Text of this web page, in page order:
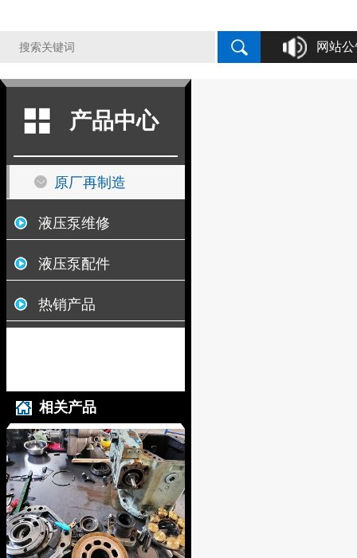
网站
液压泵原厂再制
产品中心
原厂再制造
液压泵维修
液压泵配件
热销产品
相关产品